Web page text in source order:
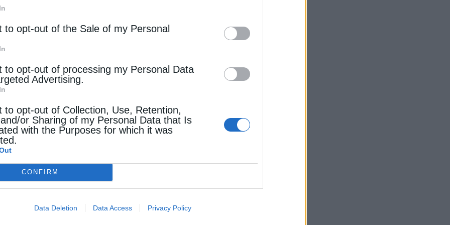
to opt-out of the Sale of my Personal
to opt-out of processing my Personal Data
Advertising.
to opt-out of Collection, Use, Retention,
or Sharing of my Personal Data that Is
with the Purposes for which it was
CONFIRM
Data Deletion Data Access Privacy Policy
ΥΠΕΝ: Μεγαλώνει ο κατάλογος των
Προστατευόμενων Τοπίων σε 12
Διευρύνεται ο κατάλογος των Προστατευόμενων Τοπίων σε 12,
«Βέρνον-Βίτσι» Δ. Μακεδονίας
Από
ΠΟΛΙΤΙΚΗ
Πέρασε το νομοσχέδιο για το νερό – Οι
δηλώσεις Παπασταύρου
Σε σύνολο 288 ψηφισάντων, 157 βουλευτές υπερψήφισαν επί
της αρχής το νομοσχέδιο για το νερό, ενώ 131 βουλευτές το